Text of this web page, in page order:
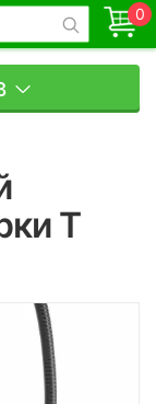
0
T